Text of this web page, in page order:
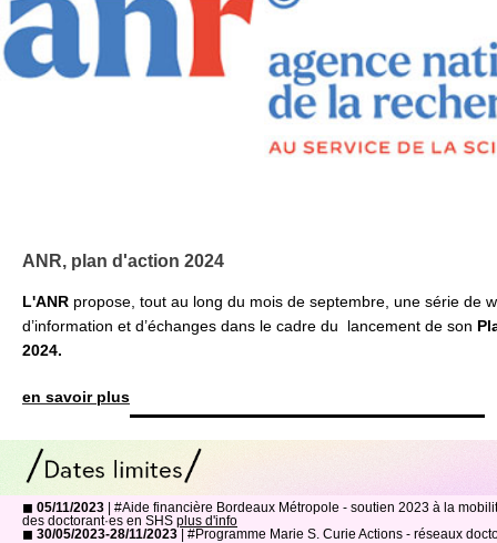
ANR, plan d'action 2024
L'ANR propose, tout au long du mois de septembre, une série de
d’information et d’échanges dans le cadre du lancement de son
2024.
en savoir plus
◼ 05/11/2023
| #Aide financière Bordeaux Métropole - soutien 2023 à la
des doctorant·es en SHS plus d'info
◼ 30/05/2023-28/11/2023 | #Programme Marie S. Curie Actions - réseaux